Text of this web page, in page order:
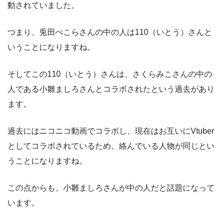
動されていました。
つまり、兎田ぺこらさんの中の人は110（いとう）さんと
いうことになりますね。
そしてこの110（いとう）さんは、さくらみこさんの中の
人である小雛ましろさんとコラボされたという過去があり
ます。
過去にはニコニコ動画でコラボし、現在はお互いにVtuber
としてコラボされているため、絡んでいる人物が同じとい
うことになりますね。
この点からも、小雛ましろさんが中の人だと話題になって
います。